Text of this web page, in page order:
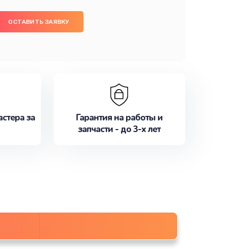
ОСТАВИТЬ ЗАЯВКУ
за
Гарантия на работы и
запчасти - до 3-х лет